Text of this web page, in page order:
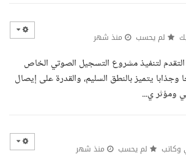
لم يحسب منذ شهر
لتنفيذ مشروع التسجيل الصوتي الخاص
يتميز بالنطق السليم، والقدرة على إيصال
ومؤثر ي...
لم يحسب منذ شهر